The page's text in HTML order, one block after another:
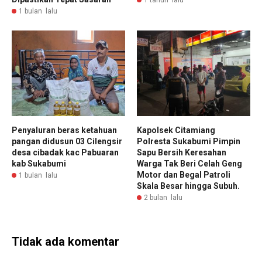
1 bulan lalu
Penyaluran beras ketahuan
pangan didusun 03 Cilengsir
desa cibadak kac Pabuaran
kab Sukabumi
1 bulan lalu
Kapolsek Citamiang
Polresta Sukabumi Pimpin
Sapu Bersih Keresahan
Warga Tak Beri Celah Geng
Motor dan Begal Patroli
Skala Besar hingga Subuh.
2 bulan lalu
Tidak ada komentar